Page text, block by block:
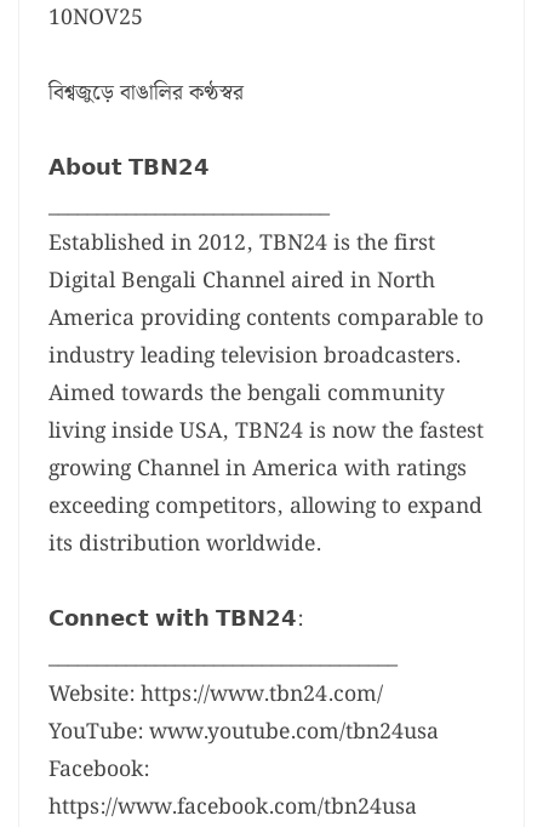
10NOV25
বিশ্বজুড়ে বাঙালির কণ্ঠস্বর
𝗔𝗯𝗼𝘂𝘁 𝗧𝗕𝗡𝟮𝟰
_____________________________
Established in 2012, TBN24 is the first
Digital Bengali Channel aired in North
America providing contents comparable to
industry leading television broadcasters.
Aimed towards the bengali community
living inside USA, TBN24 is now the fastest
growing Channel in America with ratings
exceeding competitors, allowing to expand
its distribution worldwide.
𝗖𝗼𝗻𝗻𝗲𝗰𝘁 𝘄𝗶𝘁𝗵 𝗧𝗕𝗡𝟮𝟰:
____________________________________
Website: https://www.tbn24.com/
YouTube: www.youtube.com/tbn24usa
Facebook:
https://www.facebook.com/tbn24usa